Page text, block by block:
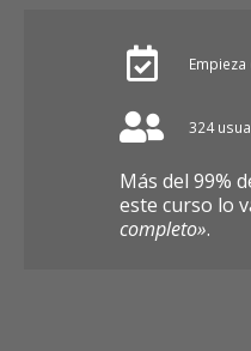
324
Más del 99%
este curso lo
completo».